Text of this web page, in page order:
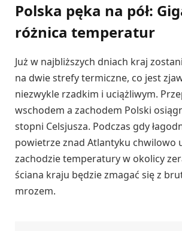
Polska pęka na pół:
różnica temperatur
Już w najbliższych dniach kraj
na dwie strefy termiczne, co jest
niezwykle rzadkim i uciążliwym.
wschodem a zachodem Polski
stopni Celsjusza. Podczas gdy
powietrze znad Atlantyku chwilowo
zachodzie temperatury w okolicy
ściana kraju będzie zmagać się z
mrozem.